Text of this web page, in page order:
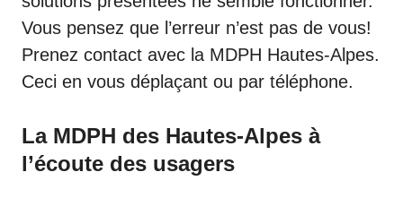
Vous pensez que l’erreur n’est pas de vous!
Prenez contact avec la MDPH Hautes-Alpes.
Ceci en vous déplaçant ou par téléphone.
La MDPH des Hautes-Alpes à
l’écoute des usagers